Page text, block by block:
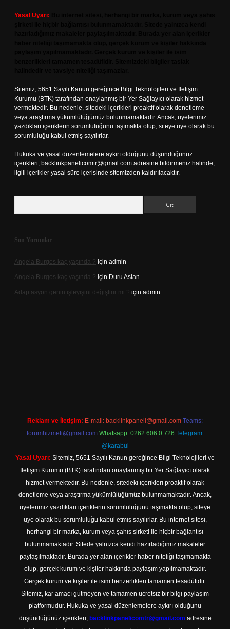
Yasal Uyarı:
Sitemiz, 5651 Sayılı Kanun gereğince Bilgi Teknolojileri ve İletişim
Kurumu (BTK) tarafından onaylanmış bir Yer Sağlayıcı olarak hizmet
vermektedir. Bu nedenle, sitedeki içerikleri proaktif olarak denetleme
veya araştırma yükümlülüğümüz bulunmamaktadır. Ancak, üyelerimiz
yazdıkları içeriklerin sorumluluğunu taşımakta olup, siteye üye olarak bu
sorumluluğu kabul etmiş sayılırlar.
Hukuka ve yasal düzenlemelere aykırı olduğunu düşündüğünüz
içerikleri, backlinkpanelicomtr@gmail.com adresine bildirmeniz halinde,
ilgili içerikler yasal süre içerisinde sitemizden kaldırılacaktır.
Son Yorumlar
Angela Burgos kaç yaşında ? için admin
Angela Burgos kaç yaşında ? için Duru Aslan
Adaptasyon genin işleyişini değiştirir mi ? için admin
Reklam ve İletişim: E-mail: backlinkpaneli@gmail.com Teams:
forumhizmeti@gmail.com Whatsapp: 0262 606 0 726 Telegram:
@karabul
Yasal Uyarı: Sitemiz, 5651 Sayılı Kanun gereğince Bilgi Teknolojileri ve
İletişim Kurumu (BTK) tarafından onaylanmış bir Yer Sağlayıcı olarak
hizmet vermektedir. Bu nedenle, sitedeki içerikleri proaktif olarak
denetleme veya araştırma yükümlülüğümüz bulunmamaktadır. Ancak,
üyelerimiz yazdıkları içeriklerin sorumluluğunu taşımakta olup, siteye
üye olarak bu sorumluluğu kabul etmiş sayılırlar. Bu internet sitesi,
herhangi bir marka, kurum veya şahıs şirketi ile hiçbir bağlantısı
bulunmamaktadır. Sitede yalnızca kendi hazırladığımız makaleler
paylaşılmaktadır. Burada yer alan içerikler haber niteliği taşımamakta
olup, gerçek kurum ve kişiler hakkında paylaşım yapılmamaktadır.
Gerçek kurum ve kişiler ile isim benzerlikleri tamamen tesadüfidir.
Sitemiz, kar amacı gütmeyen ve tamamen ücretsiz bir bilgi paylaşım
platformudur. Hukuka ve yasal düzenlemelere aykırı olduğunu
düşündüğünüz içerikleri, backlinkpanelicomtr@gmail.com adresine